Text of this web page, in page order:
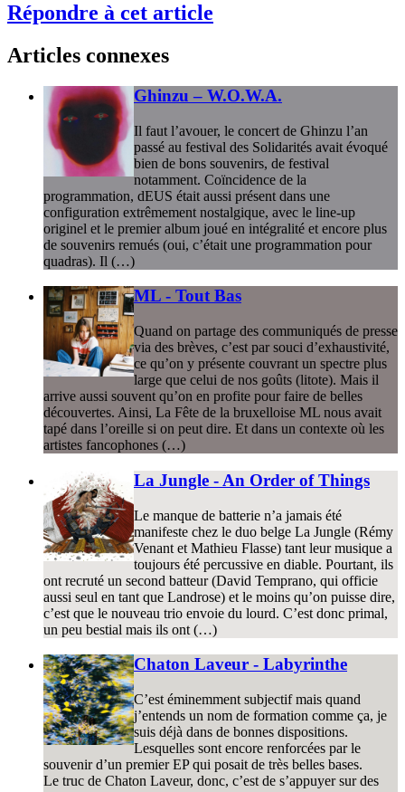
Répondre à cet article
Articles connexes
Ghinzu – W.O.W.A.
Il faut l’avouer, le concert de Ghinzu l’an
passé au festival des Solidarités avait évoqué
bien de bons souvenirs, de festival
notamment. Coïncidence de la
programmation, dEUS était aussi présent dans une
configuration extrêmement nostalgique, avec le line-up
originel et le premier album joué en intégralité et encore plus
de souvenirs remués (oui, c’était une programmation pour
quadras). Il (…)
ML - Tout Bas
Quand on partage des communiqués de presse
via des brèves, c’est par souci d’exhaustivité,
ce qu’on y présente couvrant un spectre plus
large que celui de nos goûts (litote). Mais il
arrive aussi souvent qu’on en profite pour faire de belles
découvertes. Ainsi, La Fête de la bruxelloise ML nous avait
tapé dans l’oreille si on peut dire. Et dans un contexte où les
artistes fancophones (…)
La Jungle - An Order of Things
Le manque de batterie n’a jamais été
manifeste chez le duo belge La Jungle (Rémy
Venant et Mathieu Flasse) tant leur musique a
toujours été percussive en diable. Pourtant, ils
ont recruté un second batteur (David Temprano, qui officie
aussi seul en tant que Landrose) et le moins qu’on puisse dire,
c’est que le nouveau trio envoie du lourd. C’est donc primal,
un peu bestial mais ils ont (…)
Chaton Laveur - Labyrinthe
C’est éminemment subjectif mais quand
j’entends un nom de formation comme ça, je
suis déjà dans de bonnes dispositions.
Lesquelles sont encore renforcées par le
souvenir d’un premier EP qui posait de très belles bases.
Le truc de Chaton Laveur, donc, c’est de s’appuyer sur des